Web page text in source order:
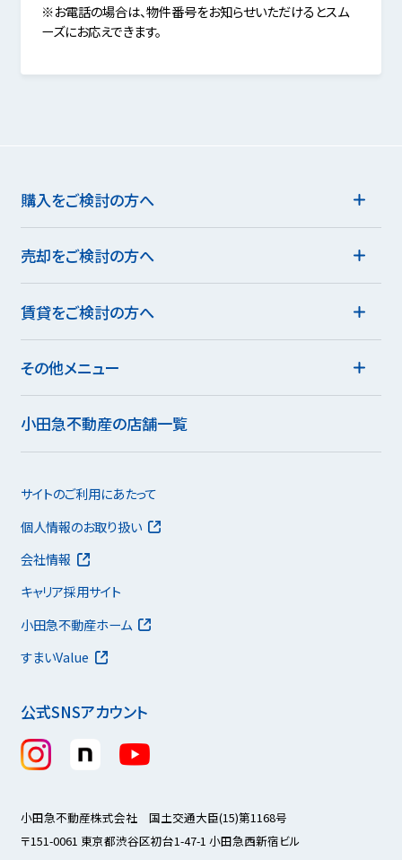
※お電話の場合は、物件番号をお知らせいただけるとスム
ーズにお応えできます。
購入をご検討の方へ
売却をご検討の方へ
賃貸をご検討の方へ
その他メニュー
小田急不動産の店舗一覧
公式SNSアカウント
サイトのご利用にあたって
個人情報のお取り扱い
会社情報
キャリア採用サイト
小田急不動産ホーム
すまいValue
小田急不動産株式会社 国土交通大臣(15)第1168号
〒151-0061 東京都渋谷区初台1-47-1 小田急西新宿ビル